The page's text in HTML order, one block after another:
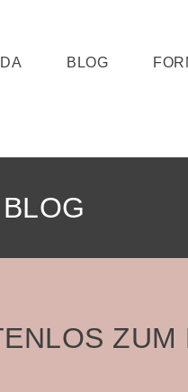
BLOG
BLOG
ZUM